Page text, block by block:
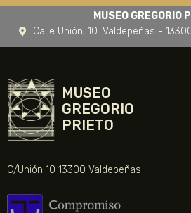
MUSEO GREGORIO
Calle Unión, 10. Valdepeñas -
MUSEO
GREGORIO
PRIETO
C/Unión 10 13300 Valdepeñas